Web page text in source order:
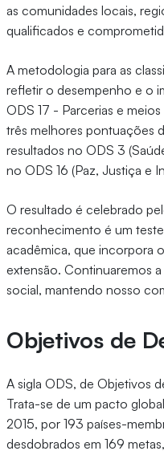
as comunidades locais,
qualificados e
A metodologia para as
refletir o desempenho e o
ODS 17 - Parcerias e
três melhores pontuações
resultados no ODS 3
no ODS 16 (Paz, Justiça e
O resultado é celebrado
reconhecimento é um
acadêmica, que incorpora
extensão. Continuaremos
social, mantendo nosso
Objetivos de
A sigla ODS, de Objetivos
Trata-se de um pacto
2015, por 193 países-
desdobrados em 169